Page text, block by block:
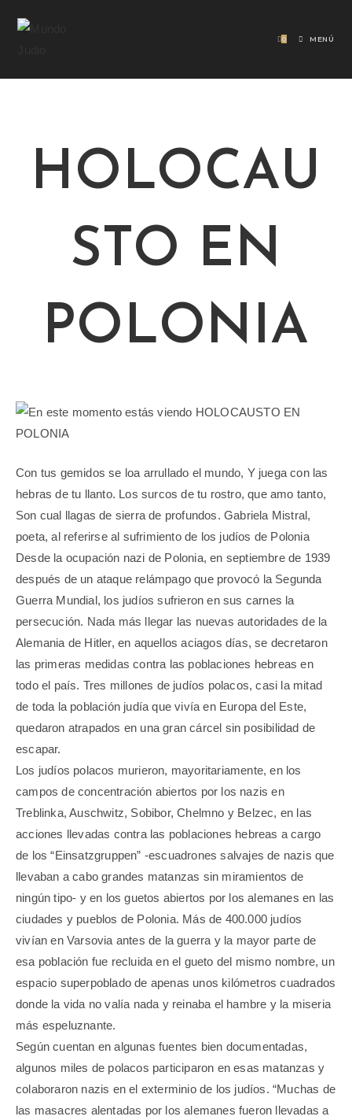
0 MENÚ
HOLOCAU
STO EN
POLONIA
Con tus gemidos se loa arrullado el mundo, Y juega con las
hebras de tu llanto. Los surcos de tu rostro, que amo tanto,
Son cual llagas de sierra de profundos. Gabriela Mistral,
poeta, al referirse al sufrimiento de los judíos de Polonia
Desde la ocupación nazi de Polonia, en septiembre de 1939
después de un ataque relámpago que provocó la Segunda
Guerra Mundial, los judíos sufrieron en sus carnes la
persecución. Nada más llegar las nuevas autoridades de la
Alemania de Hitler, en aquellos aciagos días, se decretaron
las primeras medidas contra las poblaciones hebreas en
todo el país. Tres millones de judíos polacos, casi la mitad
de toda la población judía que vivía en Europa del Este,
quedaron atrapados en una gran cárcel sin posibilidad de
escapar.
Los judíos polacos murieron, mayoritariamente, en los
campos de concentración abiertos por los nazis en
Treblinka, Auschwitz, Sobibor, Chelmno y Belzec, en las
acciones llevadas contra las poblaciones hebreas a cargo
de los “Einsatzgruppen” -escuadrones salvajes de nazis que
llevaban a cabo grandes matanzas sin miramientos de
ningún tipo- y en los guetos abiertos por los alemanes en las
ciudades y pueblos de Polonia. Más de 400.000 judíos
vivían en Varsovia antes de la guerra y la mayor parte de
esa población fue recluida en el gueto del mismo nombre, un
espacio superpoblado de apenas unos kilómetros cuadrados
donde la vida no valía nada y reinaba el hambre y la miseria
más espeluznante.
Según cuentan en algunas fuentes bien documentadas,
algunos miles de polacos participaron en esas matanzas y
colaboraron nazis en el exterminio de los judíos. “Muchas de
las masacres alentadas por los alemanes fueron llevadas a